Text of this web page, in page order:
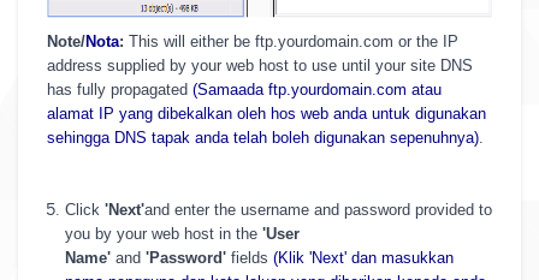
Note/Nota: This will either be ftp.yourdomain.com or the IP
address supplied by your web host to use until your site DNS
has fully propagated (Samaada ftp.yourdomain.com atau
alamat IP yang dibekalkan oleh hos web anda untuk digunakan
sehingga DNS tapak anda telah boleh digunakan sepenuhnya).
Click 'Next'and enter the username and password provided to
you by your web host in the 'User
Name' and 'Password' fields (Klik 'Next' dan masukkan